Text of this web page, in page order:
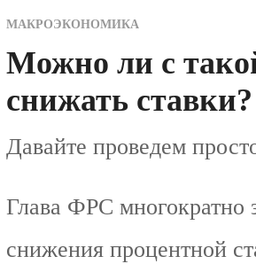
МАКРОЭКОНОМИКА
Можно ли с
снижать ставки?
Давайте проведем
Глава ФРС многократно
снижения процентной